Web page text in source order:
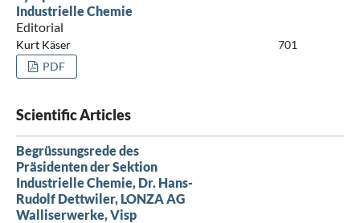
Industrielle Chemie
Editorial
Kurt Käser
701
PDF
Scientific Articles
Begrüssungsrede des
Präsidenten der Sektion
Industrielle Chemie, Dr. Hans-
Rudolf Dettwiler, LONZA AG
Walliserwerke, Visp